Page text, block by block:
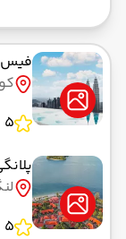
فیس
5 ستاره
5 ستاره